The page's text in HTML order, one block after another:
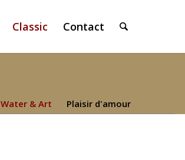
Classic Contact
Water & Art Plaisir d'amour